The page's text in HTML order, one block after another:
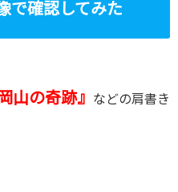
で確認してみた
山の奇跡』
などの肩書き